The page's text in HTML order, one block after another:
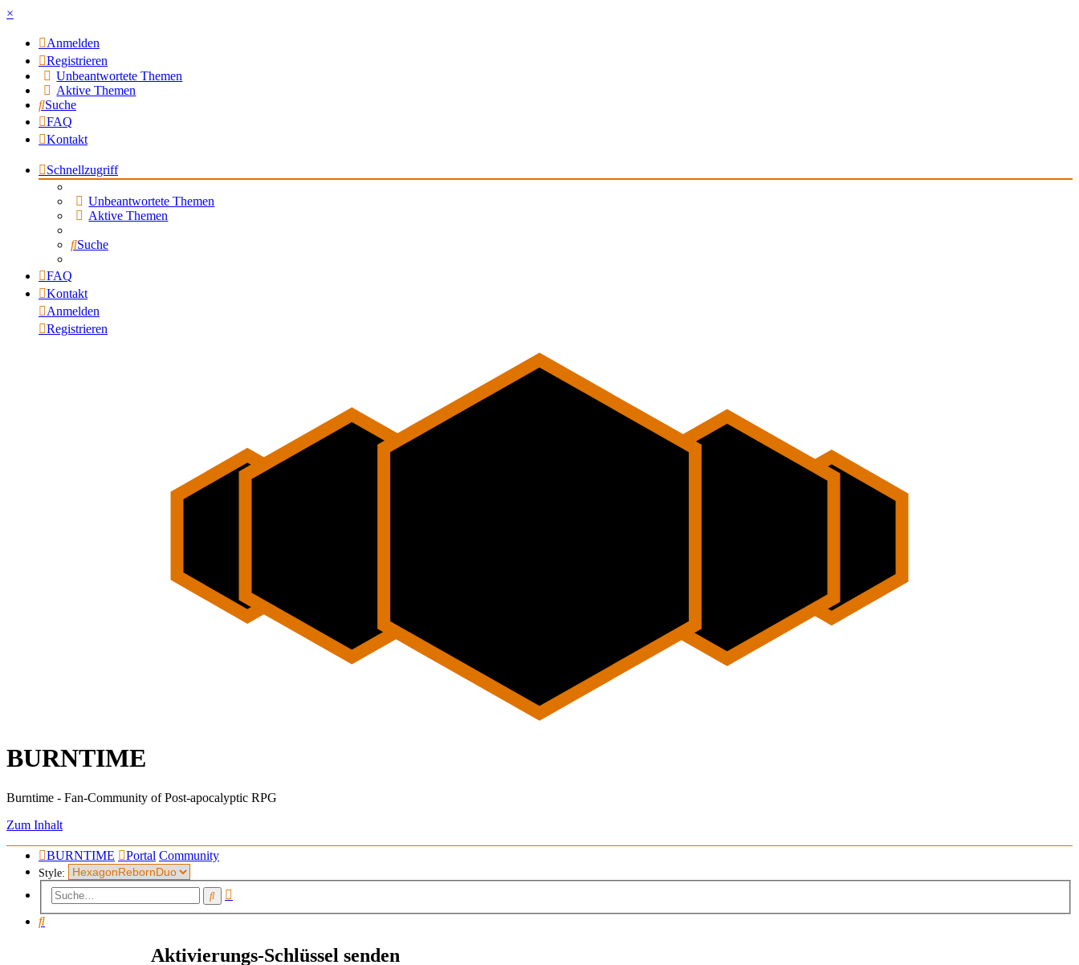
×
Anmelden
Registrieren
Unbeantwortete Themen
Aktive Themen
Suche
FAQ
Kontakt
Schnellzugriff
Unbeantwortete Themen
Aktive Themen
Suche
FAQ
Kontakt
Anmelden
Registrieren
BURNTIME
Burntime - Fan-Community of Post-apocalyptic RPG
Zum Inhalt
BURNTIME Portal Community
Style:
Suche
Suche
Aktivierungs-Schlüssel senden